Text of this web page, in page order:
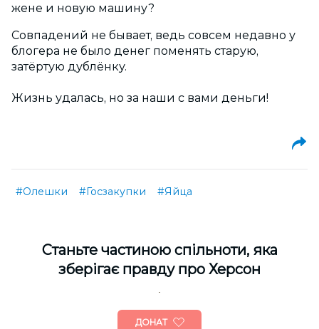
жене и новую машину?
Совпадений не бывает, ведь совсем недавно у
блогера не было денег поменять старую,
затёртую дублёнку.
Жизнь удалась, но за наши с вами деньги!
#Олешки #Госзакупки #Яйца
Cтаньте частиною спільноти, яка
зберігає правду про Херсон
ДОНАТ